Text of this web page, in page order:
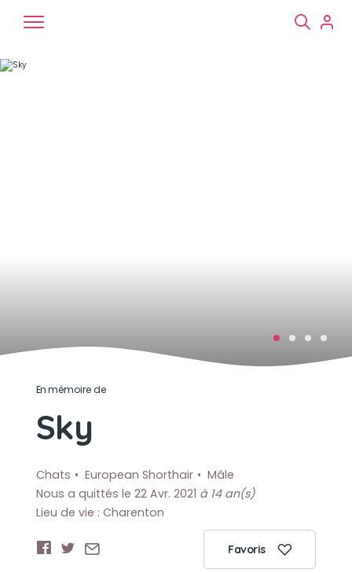
En mémoire de
Sky
Chats European Shorthair
Mâle
Nous a quittés le 22 Avr. 2021 à 14 an(s)
Lieu de vie : Charenton
Favoris